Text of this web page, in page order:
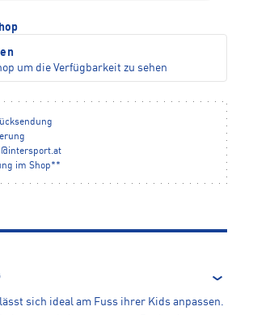
um die Verfügbarkeit zu sehen
@ intersport.at
im Shop**
lässt sich ideal am Fuss ihrer Kids anpassen.